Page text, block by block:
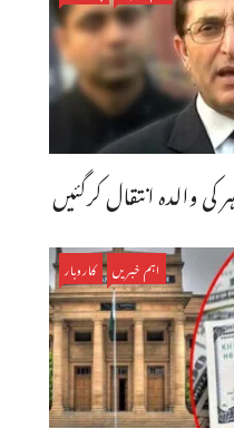
کی والدہ انتقال کرگئیں
اہم خبریں کاروبار